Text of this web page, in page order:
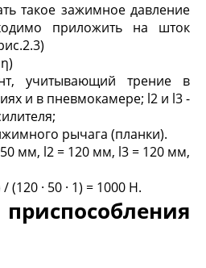
такое зажимное давление
приложить на шток
η)
учитывающий трение в
и в пневмокамере; l2 и l3-
рычага (планки).
мм, l2 = 120 мм, l3 = 120 мм,
(120 · 50 · 1) = 1000 H.